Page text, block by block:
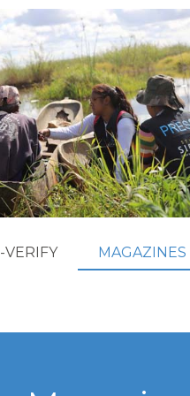
VERIFY MAGAZINES